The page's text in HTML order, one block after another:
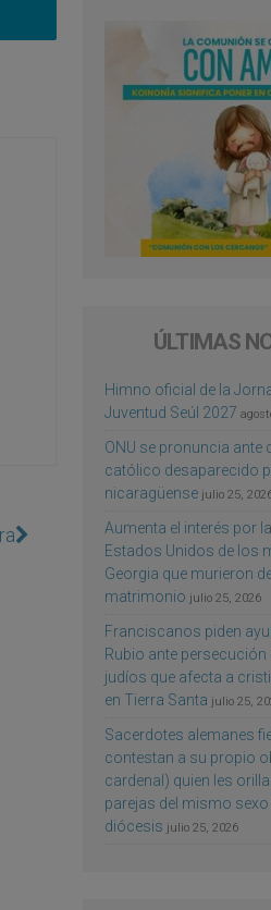
ÚLTIMAS
Himno oficial de la
Juventud Seúl 2027
ONU se pronuncia ante
católico desaparecido
nicaragüense julio 25,
Aumenta el interés por
Estados Unidos de los
Georgia que murieron
matrimonio julio 25, 2026
Franciscanos piden
Rubio ante
judíos que afecta a
en Tierra Santa julio 25,
Sacerdotes alemanes
contestan a su propio
cardenal) quien les
parejas del mismo
diócesis julio 25, 2026